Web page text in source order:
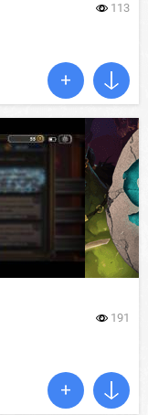
113
191